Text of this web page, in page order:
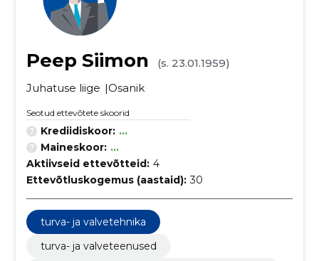
Peep Siimon
(s. 23.01.1959)
Juhatuse liige
Osanik
Seotud ettevõtete skoorid
Krediidiskoor: ...
Maineskoor: ...
Aktiivseid ettevõtteid: 4
Ettevõtluskogemus (aastaid): 30
turva- ja valvetehnika
turva- ja valveteenused